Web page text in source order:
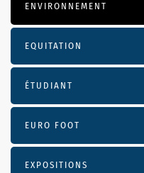
ENVIRONNEMENT
EQUITATION
ÉTUDIANT
EURO FOOT
EXPOSITIONS